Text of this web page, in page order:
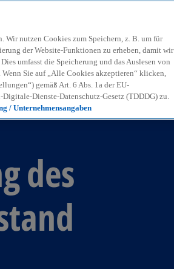
des
Wir nutzen Cookies zum Speichern, z. B. um für
der Website-Funktionen zu erheben, damit wir
umfasst die Speicherung und das Auslesen von
Sie auf „Alle Cookies akzeptieren“ klicken,
gemäß Art. 6 Abs. 1a der EU-
Dienste-Datenschutz-Gesetz (TDDDG) zu.
/ Unternehmensangaben